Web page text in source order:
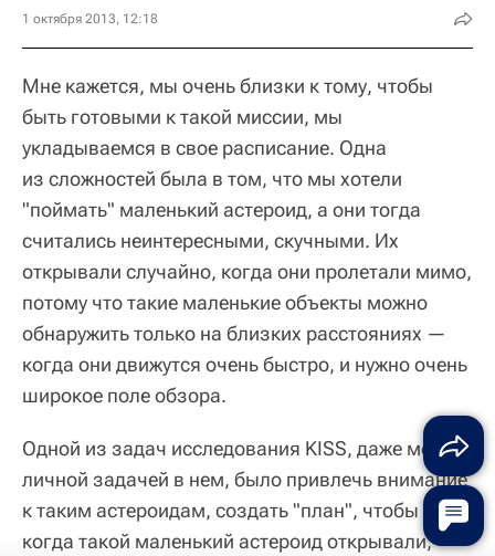
1 октября 2013, 12:18
Мне кажется, мы очень близки к тому, чтобы
быть готовыми к такой миссии, мы
укладываемся в свое расписание. Одна
из сложностей была в том, что мы хотели
"поймать" маленький астероид, а они тогда
считались неинтересными, скучными. Их
открывали случайно, когда они пролетали мимо,
потому что такие маленькие объекты можно
обнаружить только на близких расстояниях —
когда они движутся очень быстро, и нужно очень
широкое поле обзора.
Одной из задач исследования KISS, даже моей
личной задачей в нем, было привлечь внимание
к таким астероидам, создать "план", чтобы
когда такой маленький астероид открывали,